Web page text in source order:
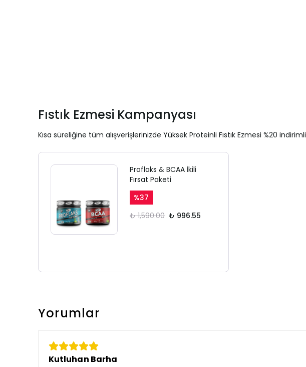
Fıstık Ezmesi Kampanyası
Kısa süreliğine tüm alışverişlerinizde Yüksek Proteinli Fıstık Ezmesi %20 indirimli
Proflaks & BCAA İkili
Fırsat Paketi
%37
₺ 1,590.00 ₺ 996.55
Yorumlar
Kutluhan Barha